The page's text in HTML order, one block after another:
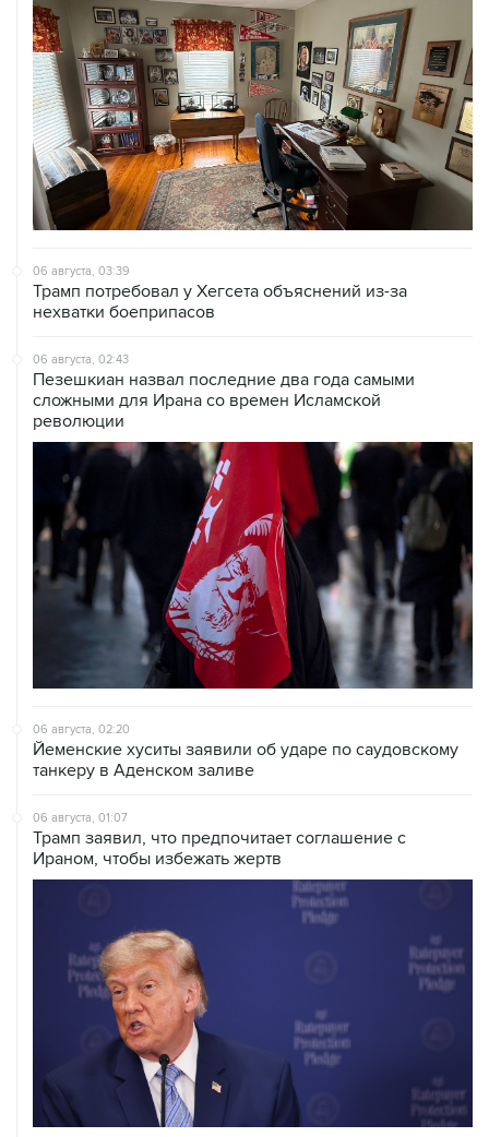
06 августа, 03:39
Трамп потребовал у Хегсета объяснений из-за
нехватки боеприпасов
06 августа, 02:43
Пезешкиан назвал последние два года самыми
сложными для Ирана со времен Исламской
революции
06 августа, 02:20
Йеменские хуситы заявили об ударе по саудовскому
танкеру в Аденском заливе
06 августа, 01:07
Трамп заявил, что предпочитает соглашение с
Ираном, чтобы избежать жертв